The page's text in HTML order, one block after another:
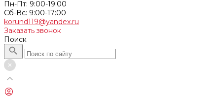
Пн-Пт: 9:00-19:00
Cб-Вс: 9:00-17:00
korund119@yandex.ru
Заказать звонок
Поиск